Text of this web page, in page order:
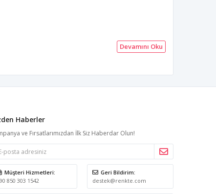
Devamını Oku
Haberler
ve Fırsatlarımızdan İlk Siz Haberdar Olun!
Müşteri Hizmetleri:
850 303 1542
Geri Bildirim:
destek@renkte.com